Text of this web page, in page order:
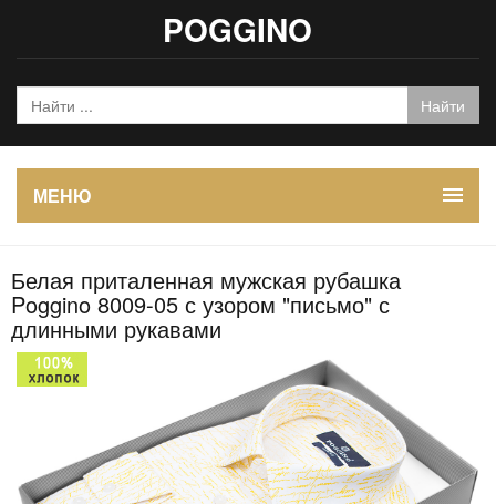
POGGINO
МЕНЮ
Белая приталенная мужская рубашка
Poggino 8009-05 с узором "письмо" с
длинными рукавами